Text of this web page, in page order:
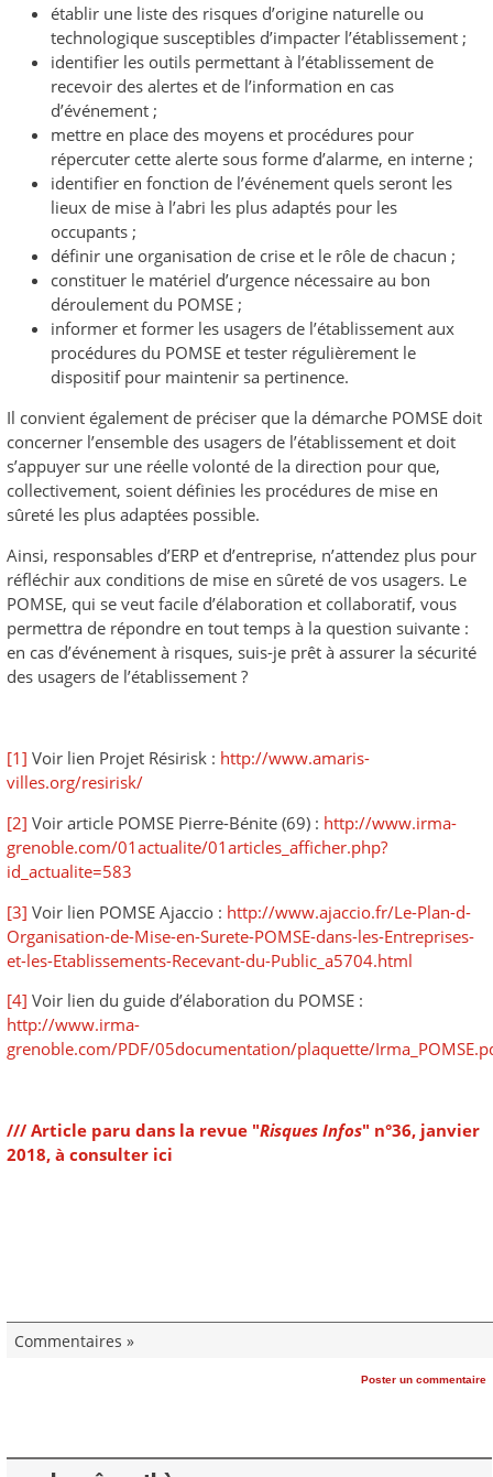
établir une liste des risques d’origine naturelle ou
technologique susceptibles d’impacter l’établissement ;
identifier les outils permettant à l’établissement de
recevoir des alertes et de l’information en cas
d’événement ;
mettre en place des moyens et procédures pour
répercuter cette alerte sous forme d’alarme, en interne ;
identifier en fonction de l’événement quels seront les
lieux de mise à l’abri les plus adaptés pour les
occupants ;
définir une organisation de crise et le rôle de chacun ;
constituer le matériel d’urgence nécessaire au bon
déroulement du POMSE ;
informer et former les usagers de l’établissement aux
procédures du POMSE et tester régulièrement le
dispositif pour maintenir sa pertinence.
Il convient également de préciser que la démarche POMSE doit
concerner l’ensemble des usagers de l’établissement et doit
s’appuyer sur une réelle volonté de la direction pour que,
collectivement, soient définies les procédures de mise en
sûreté les plus adaptées possible.
Ainsi, responsables d’ERP et d’entreprise, n’attendez plus pour
réfléchir aux conditions de mise en sûreté de vos usagers. Le
POMSE, qui se veut facile d’élaboration et collaboratif, vous
permettra de répondre en tout temps à la question suivante :
en cas d’événement à risques, suis-je prêt à assurer la sécurité
des usagers de l’établissement ?
[1] Voir lien Projet Résirisk : http://www.amaris-
villes.org/resirisk/
[2] Voir article POMSE Pierre-Bénite (69) : http://www.irma-
grenoble.com/01actualite/01articles_afficher.php?
id_actualite=583
[3] Voir lien POMSE Ajaccio : http://www.ajaccio.fr/Le-Plan-d-
Organisation-de-Mise-en-Surete-POMSE-dans-les-Entreprises-
et-les-Etablissements-Recevant-du-Public_a5704.html
[4] Voir lien du guide d’élaboration du POMSE :
http://www.irma-
grenoble.com/PDF/05documentation/plaquette/
/// Article paru dans la revue "Risques Infos" n°36, janvier
2018, à consulter ici
Commentaires »
Poster un commentaire